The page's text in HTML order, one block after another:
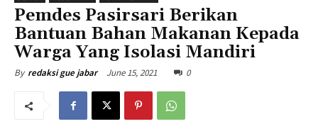
Pemdes Pasirsari Berikan
Bantuan Bahan Makanan Kepada
Warga Yang Isolasi Mandiri
By redaksi gue jabar June 15, 2021 0